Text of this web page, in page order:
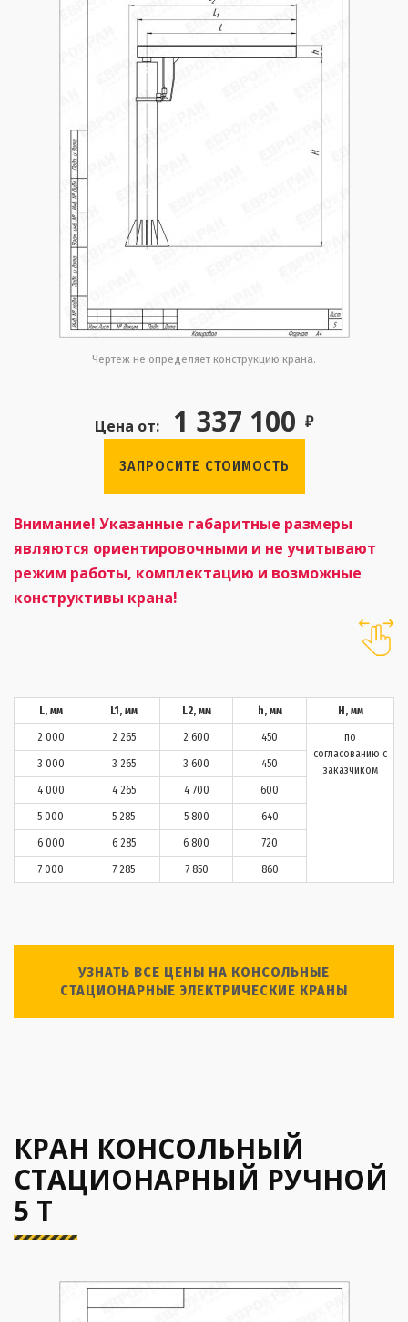
Чертеж не определяет конструкцию крана.
Цена от: 1 337 100 ₽
ЗАПРОСИТЕ СТОИМОСТЬ
Внимание! Указанные габаритные размеры
являются ориентировочными и не учитывают
режим работы, комплектацию и возможные
конструктивы крана!
L, мм L1, мм L2, мм h, мм H, мм
2 000 2 265 2 600 450
по
согласованию с
заказчиком
3 000 3 265 3 600 450
4 000 4 265 4 700 600
5 000 5 285 5 800 640
6 000 6 285 6 800 720
7 000 7 285 7 850 860
УЗНАТЬ ВСЕ ЦЕНЫ НА КОНСОЛЬНЫЕ
СТАЦИОНАРНЫЕ ЭЛЕКТРИЧЕСКИЕ КРАНЫ
КРАН КОНСОЛЬНЫЙ
СТАЦИОНАРНЫЙ РУЧНОЙ
5 Т